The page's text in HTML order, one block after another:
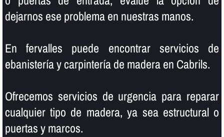
dejarnos ese problema en nuestras manos.
En fervalles puede encontrar servicios de
ebanisterí­a y carpinterí­a de madera en Cabrils.
Ofrecemos servicios de urgencia para reparar
cualquier tipo de madera, ya sea estructural o
puertas y marcos.